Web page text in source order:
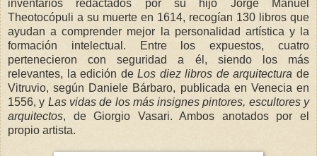
inventarios redactados por su hijo Jorge Manuel
Theotocópuli a su muerte en 1614, recogían 130 libros que
ayudan a comprender mejor la personalidad artística y la
formación intelectual. Entre los expuestos, cuatro
pertenecieron con seguridad a él, siendo los más
relevantes, la edición deLos diez libros de arquitectura de
Vitruvio, según Daniele Bárbaro, publicada en Venecia en
1556, y Las vidas de los más insignes pintores, escultores y
arquitectos, de Giorgio Vasari. Ambos anotados por el
propio artista.